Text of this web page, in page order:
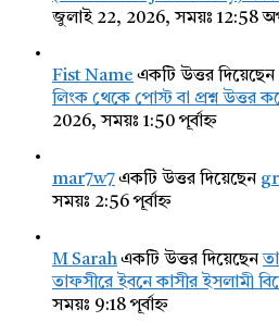
জুলাই 22, 2026, সময়ঃ 12:58
Fist Name একটি উত্তর দিয়েছেন
লিংক থেকে পোস্ট বা প্রশ্ন উত্তর
2026, সময়ঃ 1:50 পূর্বাহ্ন
mar7w7একটি উত্তর দিয়েছেন
সময়ঃ 2:56 পূর্বাহ্ন
M Sarahএকটি উত্তর দিয়েছেন
তাফসীরে ইবনে কাসীর ইসলামী
সময়ঃ 9:18 পূর্বাহ্ন